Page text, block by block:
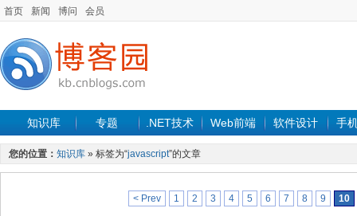
首页 新闻 博问 会员
知识库 专题 .NET技术 Web前端 软件设计 手
您的位置： 知识库 » 标签为“javascript”的文章
< Prev 1 2 3 4 5 6 7 8 9 10